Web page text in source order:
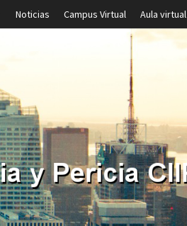
Noticias Campus Virtual Aula virtual